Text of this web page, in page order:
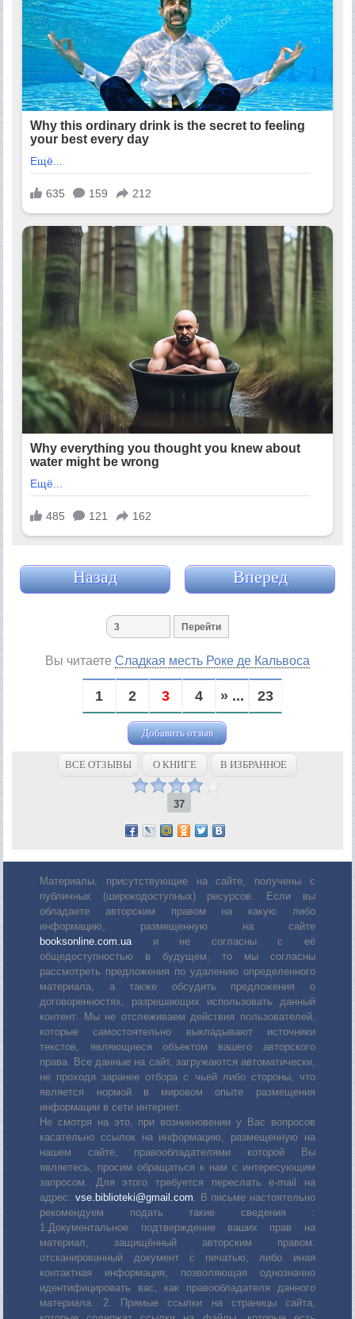
Назад Вперед
Вы читаете Сладкая месть Роке де Кальвоса
1 2 3 4 » ... 23
Добавить отзыв
ВСЕ ОТЗЫВЫ О КНИГЕ В ИЗБРАННОЕ
37
Материалы, присутствующие на сайте, получены с
публичных (широкодоступных) ресурсов. Если вы
обладаете авторским правом на какую либо
информацию, размещенную на сайте
booksonline.com.uaи не согласны с её
общедоступностью в будущем, то мы согласны
рассмотреть предложения по удалению определенного
материала, а также обсудить предложения о
договоренностях, разрешающих использовать данный
контент. Мы не отслеживаем действия пользователей,
которые самостоятельно выкладывают источники
текстов, являющиеся объектом вашего авторского
права. Все данные на сайт, загружаются автоматически,
не проходя заранее отбора с чьей либо стороны, что
является нормой в мировом опыте размещения
информации в сети интернет.
Не смотря на это, при возникновении у Вас вопросов
касательно ссылок на информацию, размещенную на
нашем сайте, правообладателями которой Вы
являетесь, просим обращаться к нам с интересующим
запросом. Для этого требуется переслать е-mail на
адрес: vse.biblioteki@gmail.com. В письме настоятельно
рекомендуем подать такие сведения :
1.Документальное подтверждение ваших прав на
материал, защищённый авторским правом:
отсканированный документ с печатью, либо иная
контактная информация, позволяющая однозначно
идентифицировать вас, как правообладателя данного
материала. 2. Прямые ссылки на страницы сайта,